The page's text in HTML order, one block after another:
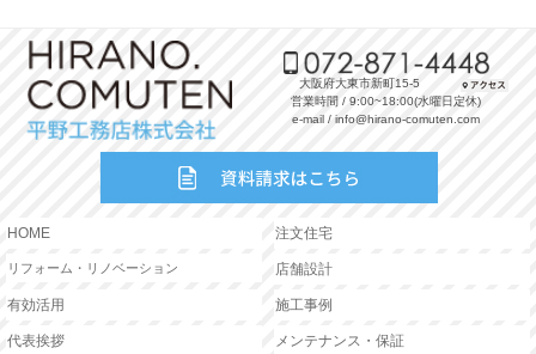
大阪府大東市新町15-5
営業時間 / 9:00~18:00(水曜日定休)
e-mail / info@hirano-comuten.com
HOME 注文住宅
リフォーム・リノベーション 店舗設計
有効活用 施工事例
代表挨拶 メンテナンス・保証